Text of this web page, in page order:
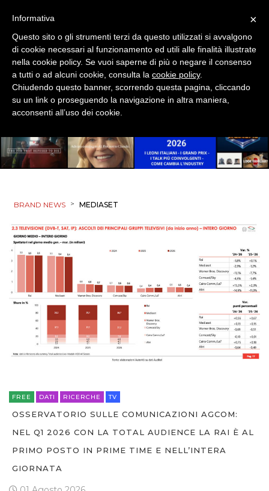
BRAND NEWS > MEDIASET
FREE DATI RICERCHE TV
OSSERVATORIO SULLE COMUNICAZIONI AGCOM:
NEL Q1 2026 CON LA TOTAL AUDIENCE LA RAI È AL
PRIMO POSTO IN PRIME TIME E NELL’INTERA
GIORNATA
×
Informativa
Questo sito o gli strumenti terzi da questo utilizzati si avvalgono
di cookie necessari al funzionamento ed utili alle finalità illustrate
nella cookie policy. Se vuoi saperne di più o negare il consenso
a tutti o ad alcuni cookie, consulta la cookie policy.
Chiudendo questo banner, scorrendo questa pagina, cliccando
su un link o proseguendo la navigazione in altra maniera,
acconsenti all’uso dei cookie.